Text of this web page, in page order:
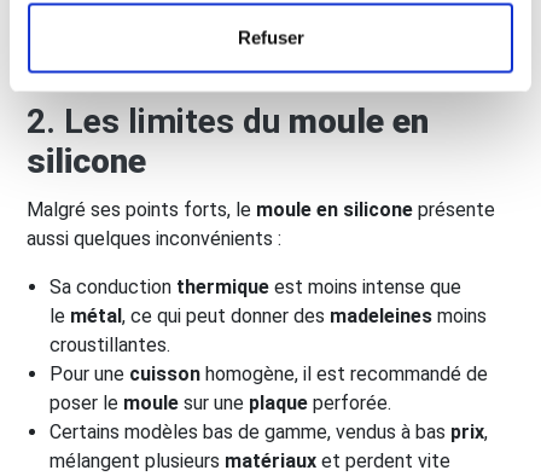
Refuser
2. Les limites du moule en
silicone
Malgré ses points forts, le moule en silicone présente
aussi quelques inconvénients :
Sa conduction thermique est moins intense que
le métal, ce qui peut donner des madeleines moins
croustillantes.
Pour une cuisson homogène, il est recommandé de
poser le moule sur une plaque perforée.
Certains modèles bas de gamme, vendus à bas prix,
mélangent plusieurs matériaux et perdent vite